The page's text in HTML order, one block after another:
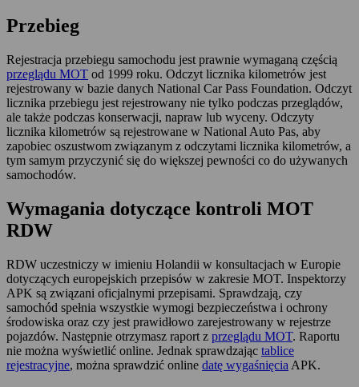
Przebieg
Rejestracja przebiegu samochodu jest prawnie wymaganą częścią
przeglądu MOT od 1999 roku. Odczyt licznika kilometrów jest
rejestrowany w bazie danych National Car Pass Foundation. Odczyt
licznika przebiegu jest rejestrowany nie tylko podczas przeglądów,
ale także podczas konserwacji, napraw lub wyceny. Odczyty
licznika kilometrów są rejestrowane w National Auto Pas, aby
zapobiec oszustwom związanym z odczytami licznika kilometrów, a
tym samym przyczynić się do większej pewności co do używanych
samochodów.
Wymagania dotyczące kontroli MOT
RDW
RDW uczestniczy w imieniu Holandii w konsultacjach w Europie
dotyczących europejskich przepisów w zakresie MOT. Inspektorzy
APK są związani oficjalnymi przepisami. Sprawdzają, czy
samochód spełnia wszystkie wymogi bezpieczeństwa i ochrony
środowiska oraz czy jest prawidłowo zarejestrowany w rejestrze
pojazdów. Następnie otrzymasz raport z przeglądu MOT. Raportu
nie można wyświetlić online. Jednak sprawdzając tablice
rejestracyjne, można sprawdzić online datę wygaśnięcia APK.